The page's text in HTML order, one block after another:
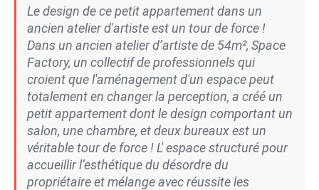
Le design de ce petit appartement dans un
ancien atelier d'artiste est un tour de force !
Dans un ancien atelier d’artiste de 54m², Space
Factory, un collectif de professionnels qui
croient que l'aménagement d'un espace peut
totalement en changer la perception, a créé un
petit appartement dont le design comportant un
salon, une chambre, et deux bureaux est un
véritable tour de force ! L' espace structuré pour
accueillir l’esthétique du désordre du
propriétaire et mélange avec réussite les